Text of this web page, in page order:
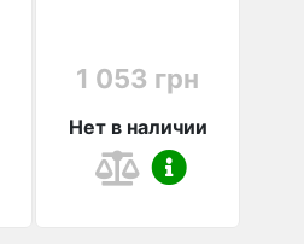
1 053 грн
Нет в наличии